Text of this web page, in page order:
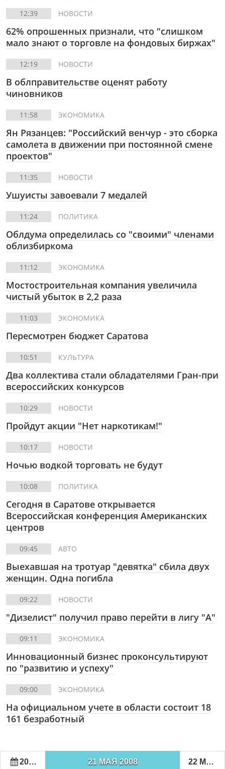
12:39 НОВОСТИ
62% опрошенных признали, что "слишком
мало знают о торговле на фондовых биржах"
12:19 НОВОСТИ
В облправительстве оценят работу
чиновников
11:58 ЭКОНОМИКА
Ян Рязанцев: "Российский венчур - это сборка
самолета в движении при постоянной смене
проектов"
11:35 НОВОСТИ
Ушуисты завоевали 7 медалей
11:24 ПОЛИТИКА
Облдума определилась со "своими" членами
облизбиркома
11:12 ЭКОНОМИКА
Мостостроительная компания увеличила
чистый убыток в 2,2 раза
11:03 ЭКОНОМИКА
Пересмотрен бюджет Саратова
10:51 КУЛЬТУРА
Два коллектива стали обладателями Гран-при
всероссийских конкурсов
10:29 НОВОСТИ
Пройдут акции "Нет наркотикам!"
10:17 НОВОСТИ
Ночью водкой торговать не будут
10:08 ПОЛИТИКА
Сегодня в Саратове открывается
Всероссийская конференция Американских
центров
09:45 АВТО
Выехавшая на тротуар "девятка" сбила двух
женщин. Одна погибла
09:22 НОВОСТИ
"Дизелист" получил право перейти в лигу "А"
09:11 ЭКОНОМИКА
Инновационный бизнес проконсультируют
по "развитию и успеху"
09:00 ЭКОНОМИКА
На официальном учете в области состоит 18
161 безработный
20 МАЯ 2008 21 МАЯ 2008 22 МАЯ 2008